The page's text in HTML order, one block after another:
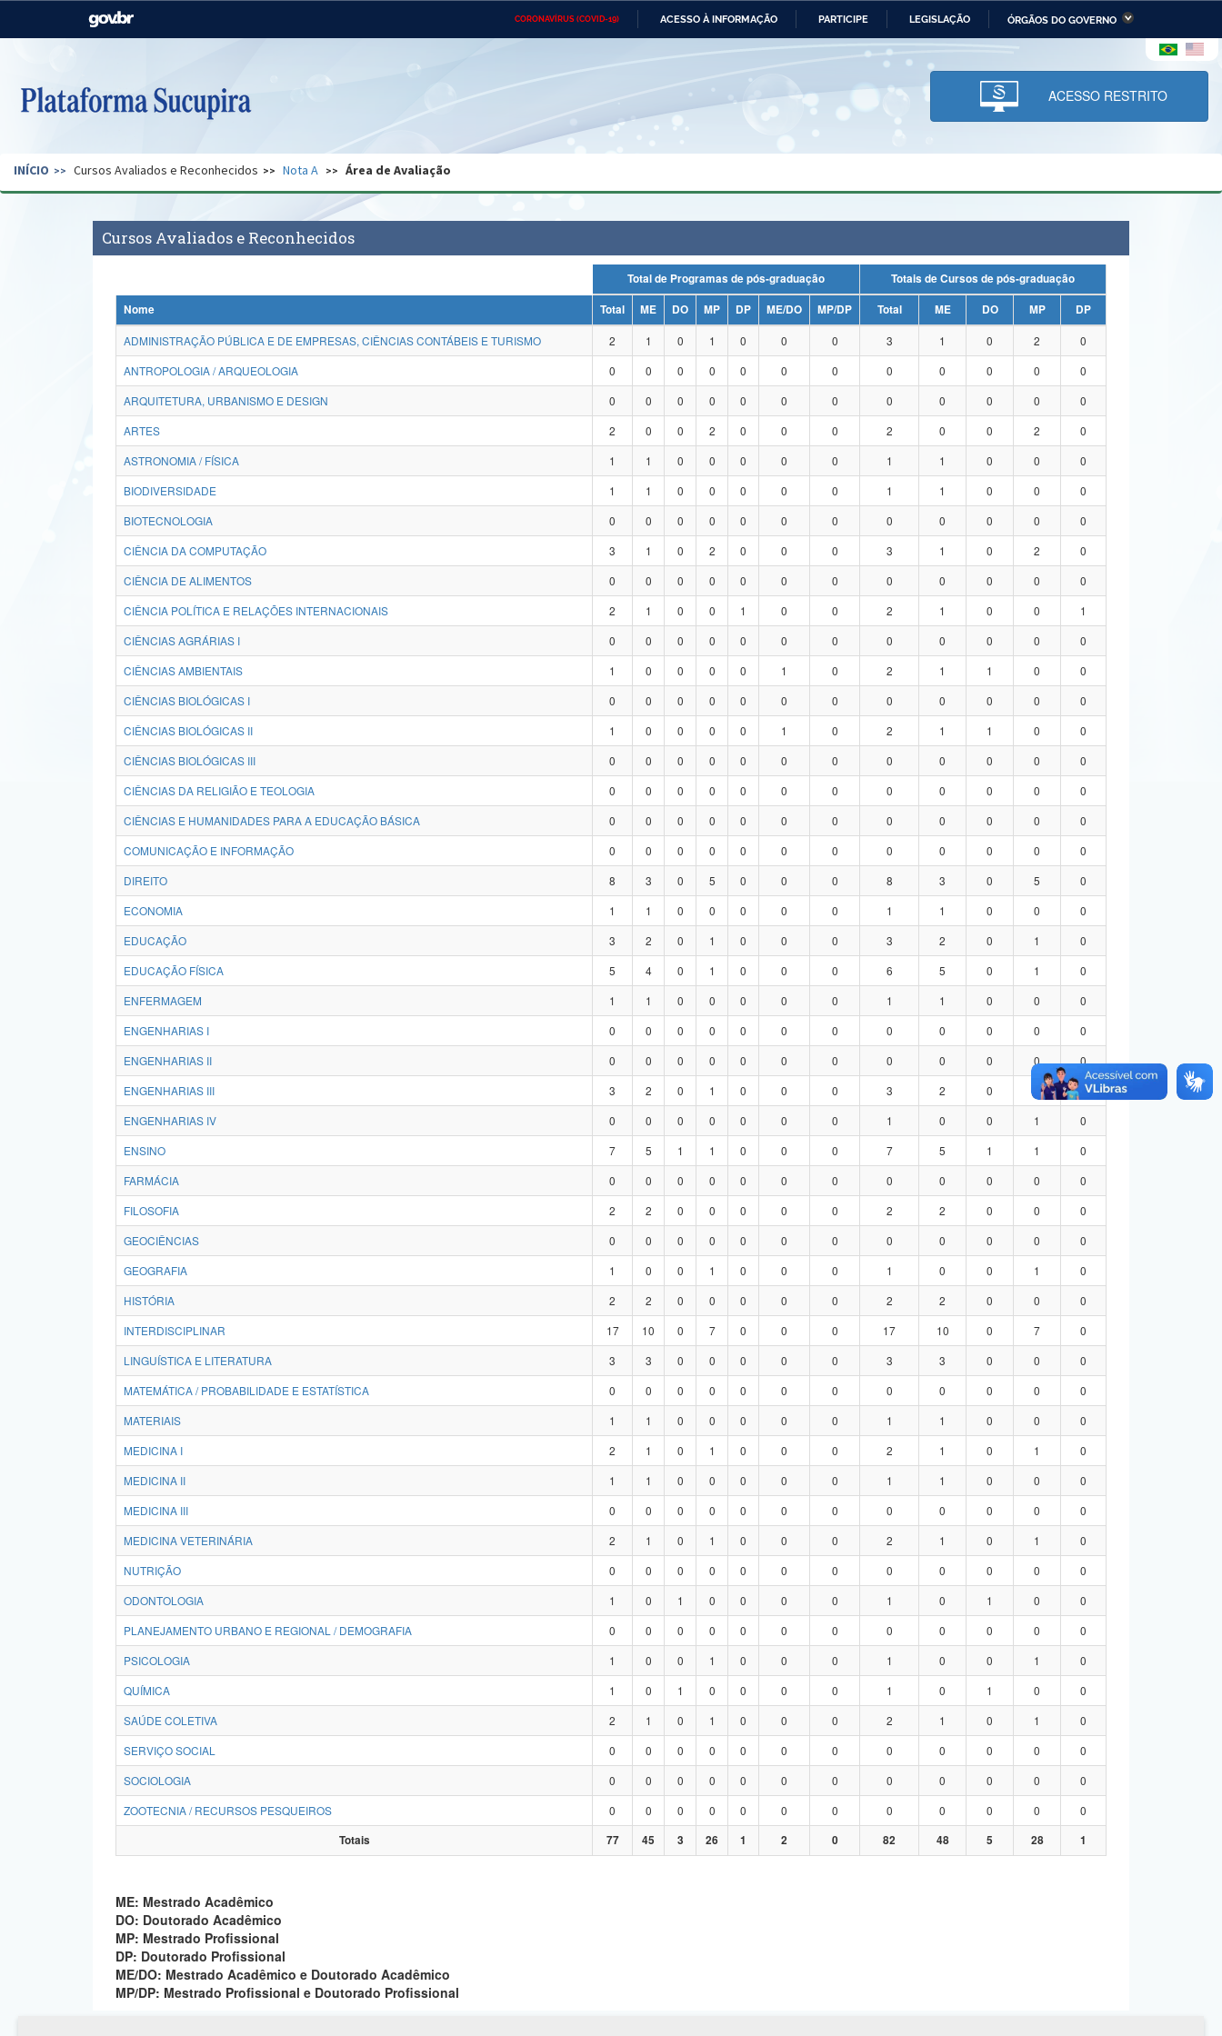
CORONAVÍRUS (COVID-19) ACESSO À INFORMAÇÃO PARTICIPE LEGISLAÇÃO ÓRGÃOS DO GOVERNO
Casa Civil Ministério das Relações Ministério da Economia Ministério da Infraestrutura
Pecuária e Abastecimento
Ministério da Ciência,
Tecnologia, Inovações e
Comunicações
Ministério do Desenvolvimento
Regional e dos Direitos Humanos
Secretaria de Governo Gabinete de Segurança Advocacia-Geral da União Banco Central do Brasil Planalto
ACESSO RESTRITO
INÍCIO Cursos Avaliados e Reconhecidos Nota A Área de Avaliação
Cursos Avaliados e Reconhecidos
Total de Programas de pós-graduação
Totais de Cursos de pós-graduação
Nome
Total ME DO MP DP ME/DO MP/DP Total ME DO MP
DP
ADMINISTRAÇÃO PÚBLICA E DE EMPRESAS, CIÊNCIAS CONTÁBEIS E TURISMO
2 1 0 1 0 0 0 3 1 0 2
0
ANTROPOLOGIA / ARQUEOLOGIA
0 0 0 0 0 0 0 0 0 0 0
0
ARQUITETURA, URBANISMO E DESIGN
0 0 0 0 0 0 0 0 0 0 0
0
ARTES
2 0 0 2 0 0 0 2 0 0 2
0
ASTRONOMIA / FÍSICA
1 1 0 0 0 0 0 1 1 0 0
0
BIODIVERSIDADE
1 1 0 0 0 0 0 1 1 0 0
0
BIOTECNOLOGIA
0 0 0 0 0 0 0 0 0 0 0
0
CIÊNCIA DA COMPUTAÇÃO
3 1 0 2 0 0 0 3 1 0 2
0
CIÊNCIA DE ALIMENTOS
0 0 0 0 0 0 0 0 0 0 0
0
CIÊNCIA POLÍTICA E RELAÇÕES INTERNACIONAIS
2 1 0 0 1 0 0 2 1 0 0
1
CIÊNCIAS AGRÁRIAS I
0 0 0 0 0 0 0 0 0 0 0
0
CIÊNCIAS AMBIENTAIS
1 0 0 0 0 1 0 2 1 1 0
0
CIÊNCIAS BIOLÓGICAS I
0 0 0 0 0 0 0 0 0 0 0
0
CIÊNCIAS BIOLÓGICAS II
1 0 0 0 0 1 0 2 1 1 0
0
CIÊNCIAS BIOLÓGICAS III
0 0 0 0 0 0 0 0 0 0 0
0
CIÊNCIAS DA RELIGIÃO E TEOLOGIA
0 0 0 0 0 0 0 0 0 0 0
0
CIÊNCIAS E HUMANIDADES PARA A EDUCAÇÃO BÁSICA
0 0 0 0 0 0 0 0 0 0 0
0
COMUNICAÇÃO E INFORMAÇÃO
0 0 0 0 0 0 0 0 0 0 0
0
DIREITO
8 3 0 5 0 0 0 8 3 0 5
0
ECONOMIA
1 1 0 0 0 0 0 1 1 0 0
0
EDUCAÇÃO
3 2 0 1 0 0 0 3 2 0 1
0
EDUCAÇÃO FÍSICA
5 4 0 1 0 0 0 6 5 0 1
0
ENFERMAGEM
1 1 0 0 0 0 0 1 1 0 0
0
ENGENHARIAS I
0 0 0 0 0 0 0 0 0 0 0
0
ENGENHARIAS II
0 0 0 0 0 0 0 0 0 0 0
0
ENGENHARIAS III
3 2 0 1 0 0 0 3 2 0
0
ENGENHARIAS IV
0 0 0 0 0 0 0 1 0 0 1
0
ENSINO
7 5 1 1 0 0 0 7 5 1 1
0
FARMÁCIA
0 0 0 0 0 0 0 0 0 0 0
0
FILOSOFIA
2 2 0 0 0 0 0 2 2 0 0
0
GEOCIÊNCIAS
0 0 0 0 0 0 0 0 0 0 0
0
GEOGRAFIA
1 0 0 1 0 0 0 1 0 0 1
0
HISTÓRIA
2 2 0 0 0 0 0 2 2 0 0
0
INTERDISCIPLINAR
17 10 0 7 0 0 0 17 10 0 7
0
LINGUÍSTICA E LITERATURA
3 3 0 0 0 0 0 3 3 0 0
0
MATEMÁTICA / PROBABILIDADE E ESTATÍSTICA
0 0 0 0 0 0 0 0 0 0 0
0
MATERIAIS
1 1 0 0 0 0 0 1 1 0 0
0
MEDICINA I
2 1 0 1 0 0 0 2 1 0 1
0
MEDICINA II
1 1 0 0 0 0 0 1 1 0 0
0
MEDICINA III
0 0 0 0 0 0 0 0 0 0 0
0
MEDICINA VETERINÁRIA
2 1 0 1 0 0 0 2 1 0 1
0
NUTRIÇÃO
0 0 0 0 0 0 0 0 0 0 0
0
ODONTOLOGIA
1 0 1 0 0 0 0 1 0 1 0
0
PLANEJAMENTO URBANO E REGIONAL / DEMOGRAFIA
0 0 0 0 0 0 0 0 0 0 0
0
PSICOLOGIA
1 0 0 1 0 0 0 1 0 0 1
0
QUÍMICA
1 0 1 0 0 0 0 1 0 1 0
0
SAÚDE COLETIVA
2 1 0 1 0 0 0 2 1 0 1
0
SERVIÇO SOCIAL
0 0 0 0 0 0 0 0 0 0 0
0
SOCIOLOGIA
0 0 0 0 0 0 0 0 0 0 0
0
ZOOTECNIA / RECURSOS PESQUEIROS
0 0 0 0 0 0 0 0 0 0 0
0
Totais
77 45 3 26 1 2 0 82 48 5 28 1
ME: Mestrado Acadêmico
DO: Doutorado Acadêmico
MP: Mestrado Profissional
DP: Doutorado Profissional
ME/DO: Mestrado Acadêmico e Doutorado Acadêmico
MP/DP: Mestrado Profissional e Doutorado Profissional